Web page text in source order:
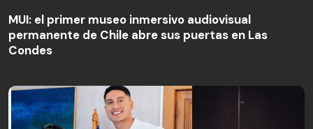
MUI: el primer museo inmersivo audiovisual
permanente de Chile abre sus puertas en Las
Condes